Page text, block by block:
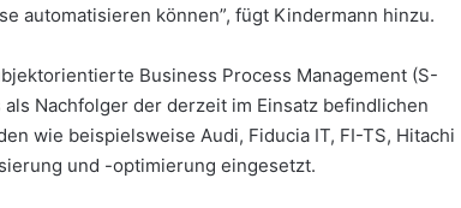
automatisieren können”, fügt Kindermann hinzu.
Business Process Management (S-
Nachfolger der derzeit im Einsatz befindlichen
wie beispielsweise Audi, Fiducia IT, FI-TS, Hitachi
und -optimierung eingesetzt.